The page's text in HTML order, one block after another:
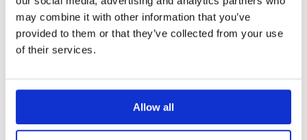
may combine it with other information that you’ve
provided to them or that they’ve collected from your use
of their services.
Allow all